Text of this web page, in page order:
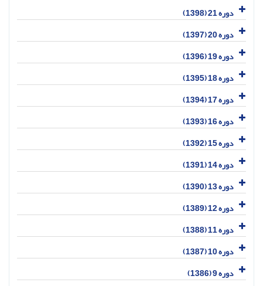
دوره 21 (1398)
دوره 20 (1397)
دوره 19 (1396)
دوره 18 (1395)
دوره 17 (1394)
دوره 16 (1393)
دوره 15 (1392)
دوره 14 (1391)
دوره 13 (1390)
دوره 12 (1389)
دوره 11 (1388)
دوره 10 (1387)
دوره 9 (1386)